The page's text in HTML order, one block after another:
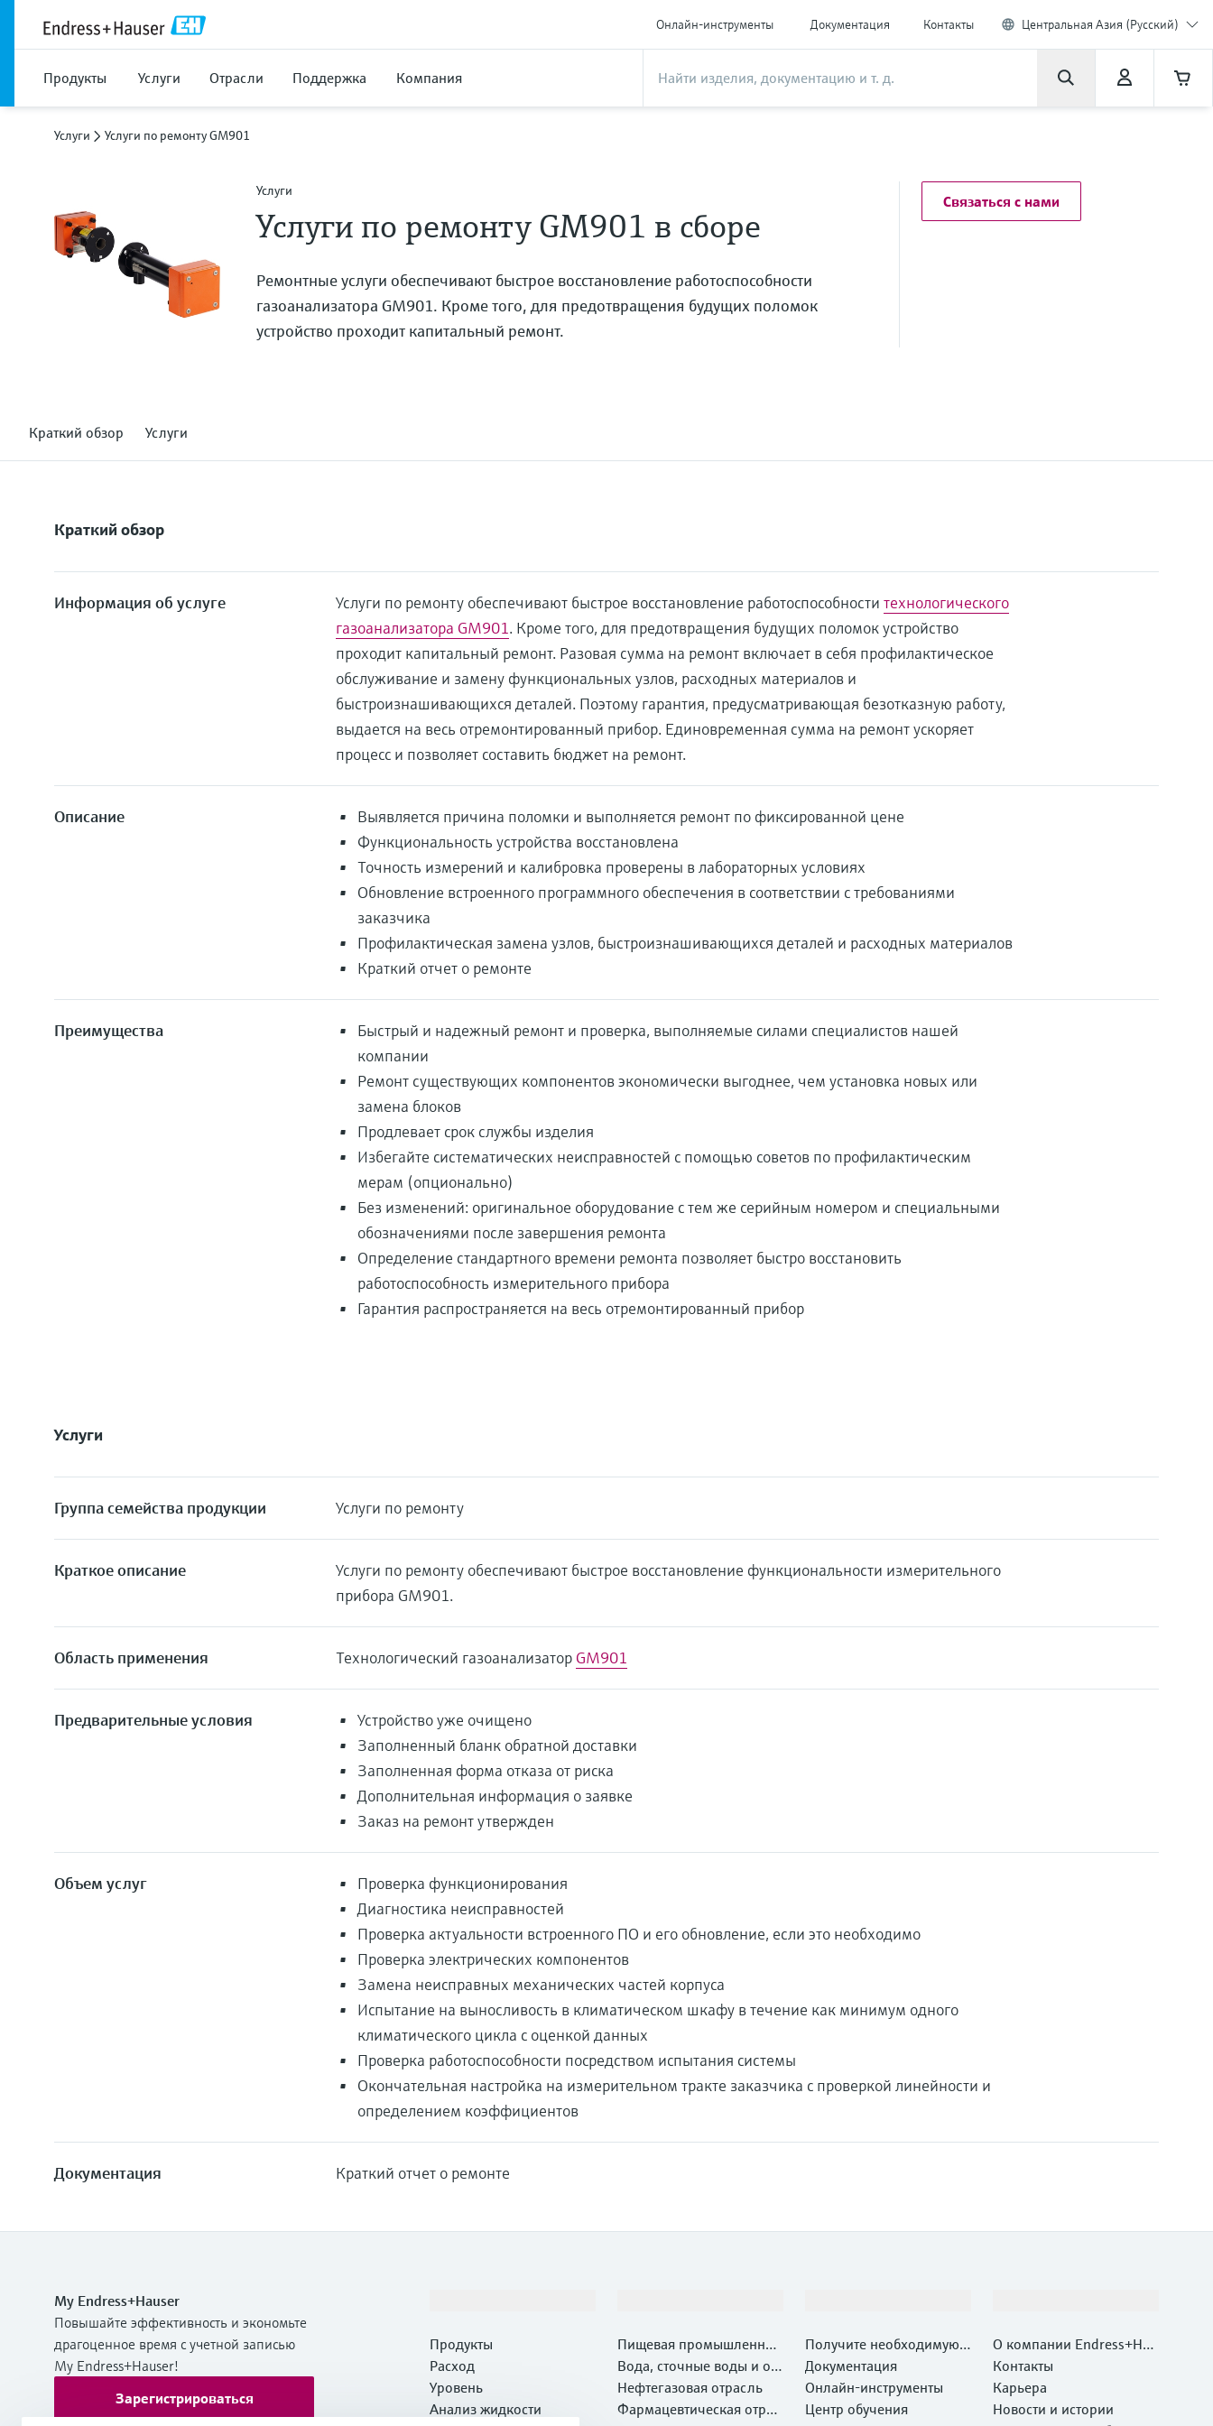
Онлайн-инструменты Документация Контакты Центральная Азия (Русский)
Продукты Услуги Отрасли Поддержка Компания
Услуги Услуги по ремонту GM901
Услуги
Услуги по ремонту GM901 в сборе
Ремонтные услуги обеспечивают быстрое восстановление работоспособности
газоанализатора GM901. Кроме того, для предотвращения будущих поломок
устройство проходит капитальный ремонт.
Связаться с нами
Краткий обзор Услуги
Краткий обзор
Информация об услуге Услуги по ремонту обеспечивают быстрое восстановление работоспособности технологического
газоанализатора GM901. Кроме того, для предотвращения будущих поломок устройство
проходит капитальный ремонт. Разовая сумма на ремонт включает в себя профилактическое
обслуживание и замену функциональных узлов, расходных материалов и
быстроизнашивающихся деталей. Поэтому гарантия, предусматривающая безотказную работу,
выдается на весь отремонтированный прибор. Единовременная сумма на ремонт ускоряет
процесс и позволяет составить бюджет на ремонт.
Описание
Выявляется причина поломки и выполняется ремонт по фиксированной цене
Функциональность устройства восстановлена
Точность измерений и калибровка проверены в лабораторных условиях
Обновление встроенного программного обеспечения в соответствии с требованиями
заказчика
Профилактическая замена узлов, быстроизнашивающихся деталей и расходных материалов
Краткий отчет о ремонте
Преимущества
Быстрый и надежный ремонт и проверка, выполняемые силами специалистов нашей
компании
Ремонт существующих компонентов экономически выгоднее, чем установка новых или
замена блоков
Продлевает срок службы изделия
Избегайте систематических неисправностей с помощью советов по профилактическим
мерам (опционально)
Без изменений: оригинальное оборудование с тем же серийным номером и специальными
обозначениями после завершения ремонта
Определение стандартного времени ремонта позволяет быстро восстановить
работоспособность измерительного прибора
Гарантия распространяется на весь отремонтированный прибор
Услуги
Группа семейства продукции Услуги по ремонту
Краткое описание
Услуги по ремонту обеспечивают быстрое восстановление функциональности измерительного
прибора GM901.
Область применения Технологический газоанализатор GM901
Предварительные условия
Устройство уже очищено
Заполненный бланк обратной доставки
Заполненная форма отказа от риска
Дополнительная информация о заявке
Заказ на ремонт утвержден
Объем услуг
Проверка функционирования
Диагностика неисправностей
Проверка актуальности встроенного ПО и его обновление, если это необходимо
Проверка электрических компонентов
Замена неисправных механических частей корпуса
Испытание на выносливость в климатическом шкафу в течение как минимум одного
климатического цикла с оценкой данных
Проверка работоспособности посредством испытания системы
Окончательная настройка на измерительном тракте заказчика с проверкой линейности и
определением коэффициентов
Документация Краткий отчет о ремонте
My Endress+Hauser
Повышайте эффективность и экономьте
драгоценное время с учетной записью
My Endress+Hauser!
Зарегистрироваться
Продукты
Расход
Уровень
Анализ жидкости
Пищевая промышленнос
ть
Вода, сточные воды и отх
оды
Нефтегазовая отрасль
Фармацевтическая отрас
Получите необходимую п
оддержку быстро!
Документация
Онлайн-инструменты
Центр обучения
О компании Endress+Hau
ser
Контакты
Карьера
Новости и истории